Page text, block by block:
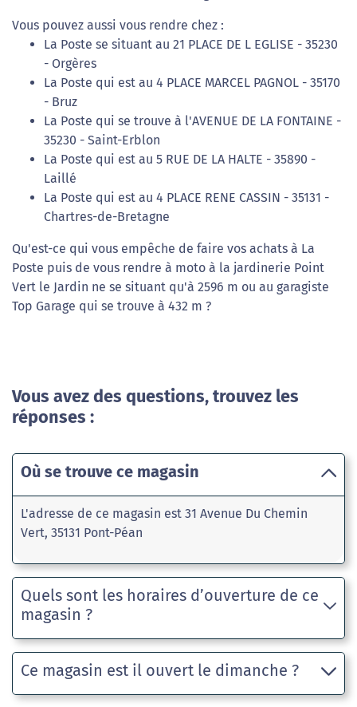
Vous pouvez aussi vous rendre chez :
La Poste se situant au 21 PLACE DE L EGLISE - 35230
- Orgères
La Poste qui est au 4 PLACE MARCEL PAGNOL - 35170
- Bruz
La Poste qui se trouve à l'AVENUE DE LA FONTAINE -
35230 - Saint-Erblon
La Poste qui est au 5 RUE DE LA HALTE - 35890 -
Laillé
La Poste qui est au 4 PLACE RENE CASSIN - 35131 -
Chartres-de-Bretagne
Qu'est-ce qui vous empêche de faire vos achats à La
Poste puis de vous rendre à moto à la jardinerie Point
Vert le Jardin ne se situant qu'à 2596 m ou au garagiste
Top Garage qui se trouve à 432 m ?
Vous avez des questions, trouvez les
réponses :
Où se trouve ce magasin
L'adresse de ce magasin est 31 Avenue Du Chemin
Vert, 35131 Pont-Péan
Quels sont les horaires d’ouverture de ce
magasin ?
Ce magasin est il ouvert le dimanche ?